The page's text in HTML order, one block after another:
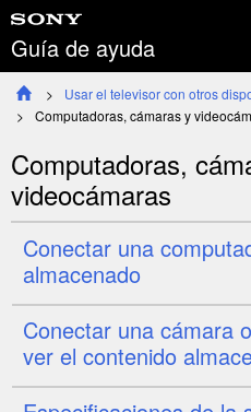
Guía de ayuda
Usar el televisor con otros
Computadoras, cámaras y
Computadoras,
videocámaras
Conectar una
almacenado
Conectar una cámara
ver el contenido